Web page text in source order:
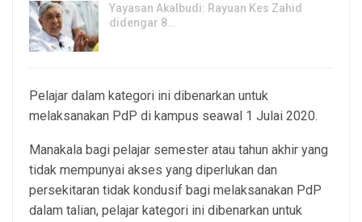
Yayasan Akalbudi: Rayuan Kes Zahid
didengar 8…
Pelajar dalam kategori ini dibenarkan untuk
melaksanakan PdP di kampus seawal 1 Julai 2020.
Manakala bagi pelajar semester atau tahun akhir yang
tidak mempunyai akses yang diperlukan dan
persekitaran tidak kondusif bagi melaksanakan PdP
dalam talian, pelajar kategori ini dibenarkan untuk